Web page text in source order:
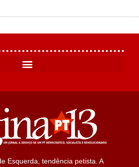
Esquerda, tendência petista. A